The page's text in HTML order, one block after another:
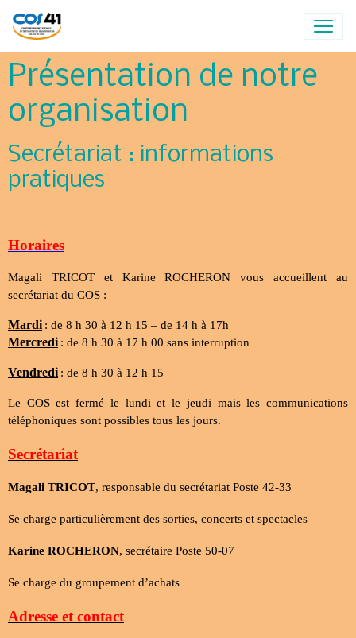
Présentation de notre
organisation
Secrétariat : informations
pratiques
Horaires
Magali TRICOT et Karine ROCHERON vous accueillent au
secrétariat du COS :
Mardi : de 8 h 30 à 12 h 15 – de 14 h à 17h
Mercredi : de 8 h 30 à 17 h 00 sans interruption
Vendredi : de 8 h 30 à 12 h 15
Le COS est fermé le lundi et le jeudi mais les communications
téléphoniques sont possibles tous les jours.
Secrétariat
Magali TRICOT, responsable du secrétariat Poste 42-33
Se charge particulièrement des sorties, concerts et spectacles
Karine ROCHERON, secrétaire Poste 50-07
Se charge du groupement d’achats
Adresse et contact